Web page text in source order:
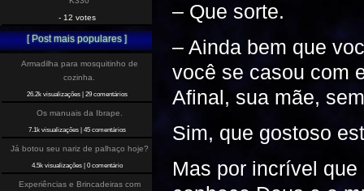
– Que sorte.
– Ainda bem que
você se casou com
Afinal, sua mãe,
Sim, que gostoso
Mas por incrível
- 12 votes
[ Post mais populares ]
Armadilha para mosquitinho de
cozinha.
26.2k visualizações| 29 comentários
Os manuais da Ibrape.
7.1k visualizações| 45 comentários
Já botou seu nariz de palhaço hoje?
4.5k visualizações| 0 comentário
Experiências e Brincadeiras com